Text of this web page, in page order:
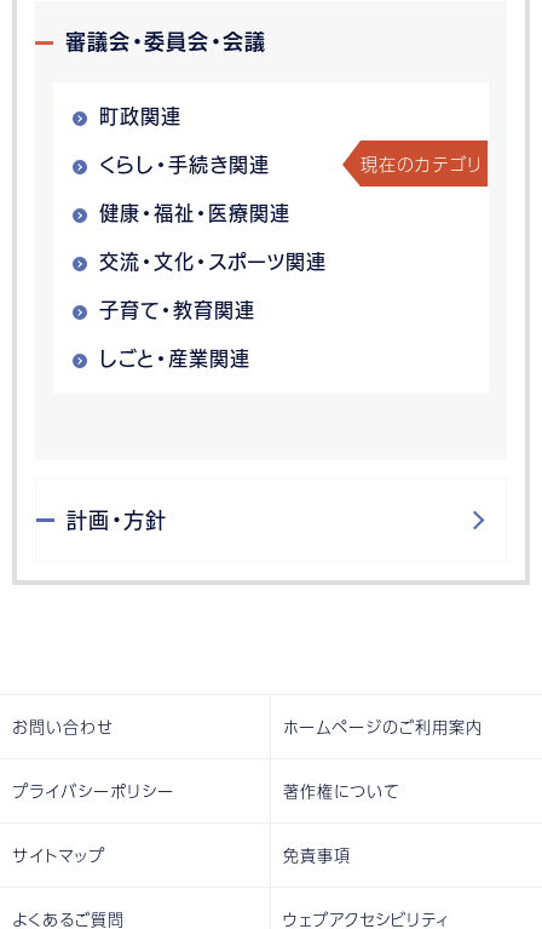
審議会・委員会・会議
町政関連
くらし・手続き関連 現在のカテゴリ
健康・福祉・医療関連
交流・文化・スポーツ関連
子育て・教育関連
しごと・産業関連
計画・方針
お問い合わせ ホームページのご利用案内
プライバシーポリシー 著作権について
サイトマップ 免責事項
よくあるご質問 ウェブアクセシビリティ